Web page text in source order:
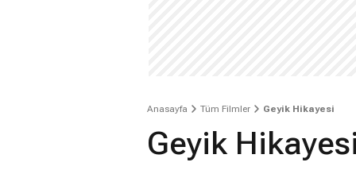
Anasayfa Tüm Filmler Geyik Hikayesi
Geyik